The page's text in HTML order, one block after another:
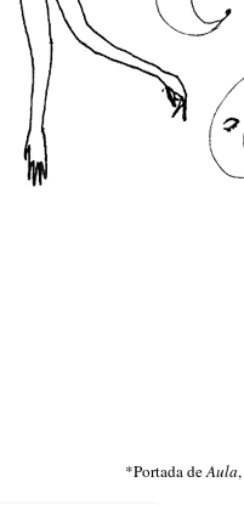
*Portada deAula,